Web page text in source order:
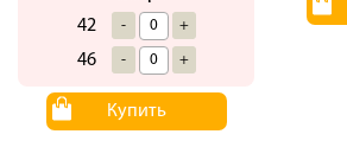
42 - +
46 - +
Купить